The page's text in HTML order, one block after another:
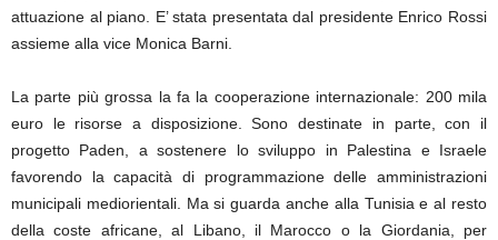
attuazione al piano. E’ stata presentata dal presidente Enrico Rossi
assieme alla vice Monica Barni.
La parte più grossa la fa la cooperazione internazionale: 200 mila
euro le risorse a disposizione. Sono destinate in parte, con il
progetto Paden, a sostenere lo sviluppo in Palestina e Israele
favorendo la capacità di programmazione delle amministrazioni
municipali mediorientali. Ma si guarda anche alla Tunisia e al resto
della coste africane, al Libano, il Marocco o la Giordania, per